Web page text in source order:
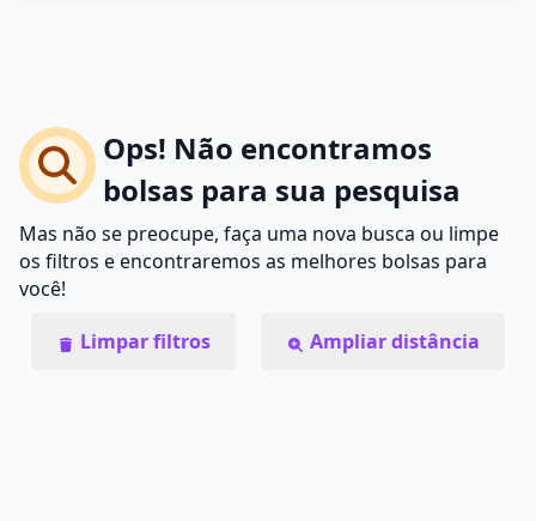
Ops! Não encontramos
bolsas para sua pesquisa
Mas não se preocupe, faça uma nova busca ou limpe
os filtros e encontraremos as melhores bolsas para
você!
Limpar filtros
Ampliar distância